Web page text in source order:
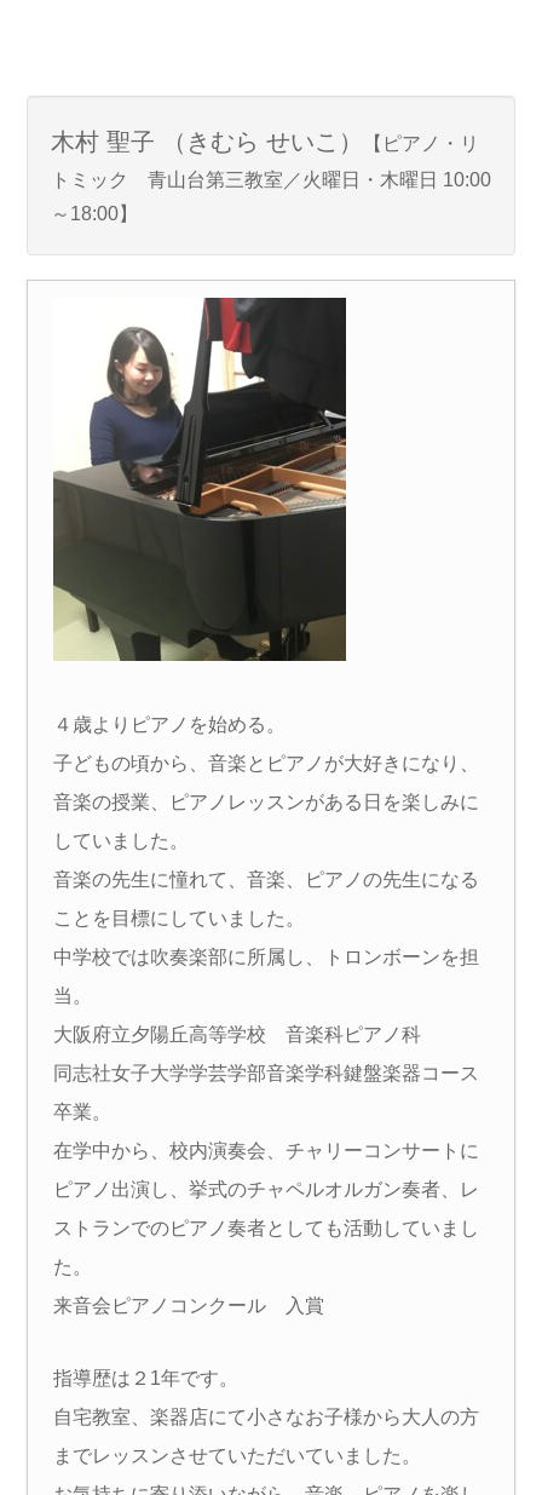
木村 聖子 （きむら せいこ）
【ピアノ・リ
トミック 青山台第三教室／火曜日・木曜日 10:00
～18:00】
４歳よりピアノを始める。
子どもの頃から、音楽とピアノが大好きになり、
音楽の授業、ピアノレッスンがある日を楽しみに
していました。
音楽の先生に憧れて、音楽、ピアノの先生になる
ことを目標にしていました。
中学校では吹奏楽部に所属し、トロンボーンを担
当。
大阪府立夕陽丘高等学校 音楽科ピアノ科
同志社女子大学学芸学部音楽学科鍵盤楽器コース
卒業。
在学中から、校内演奏会、チャリーコンサートに
ピアノ出演し、挙式のチャペルオルガン奏者、レ
ストランでのピアノ奏者としても活動していまし
た。
来音会ピアノコンクール 入賞
指導歴は２1年です。
自宅教室、楽器店にて小さなお子様から大人の方
までレッスンさせていただいていました。